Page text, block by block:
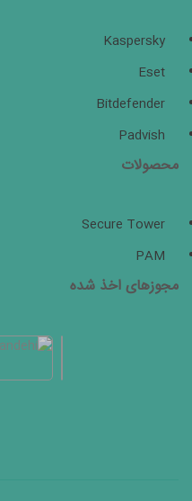
Kaspersky
Eset
Bitdefender
Padvish
محصولات
Secure Tower
PAM
مجوزهای اخذ شده